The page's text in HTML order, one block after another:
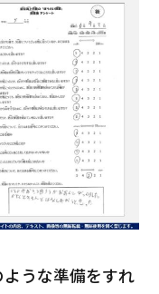
うな準備をすれ